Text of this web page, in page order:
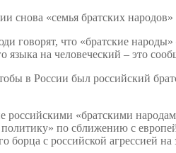
снова «семья братских
говорят, что «братские
языка на человеческий – это
в России был российский
российскими «братскими
по сближению с
борца с российской агрессией на